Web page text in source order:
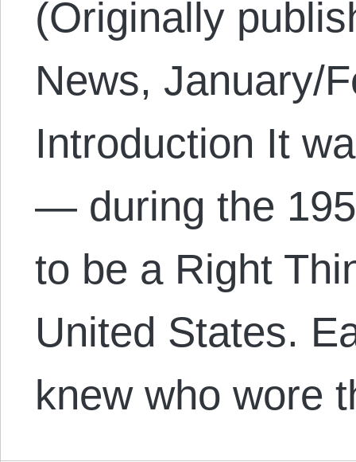
(Originally
News, January/
Introduction It
— during the
to be a Right
United States.
knew who wore